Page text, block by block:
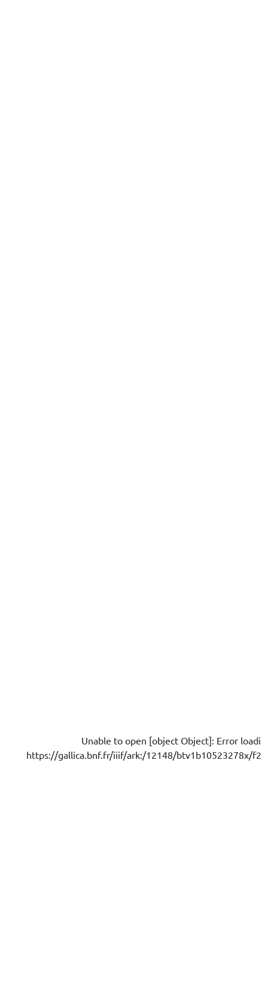
Unable to open [object Object]: Error
https://gallica.bnf.fr/iiif/ark:/12148/btv1b10523278x/